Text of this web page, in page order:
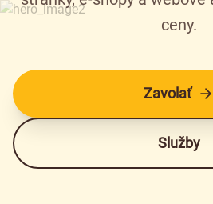
ceny.
Zavolať
Služby